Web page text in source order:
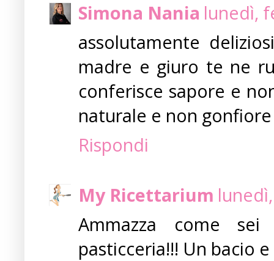
Simona Nania lunedì,
assolutamente
madre e giuro te ne
conferisce sapore e
naturale e non
Rispondi
My Ricettarium
Ammazza come
pasticceria!!! Un bacio